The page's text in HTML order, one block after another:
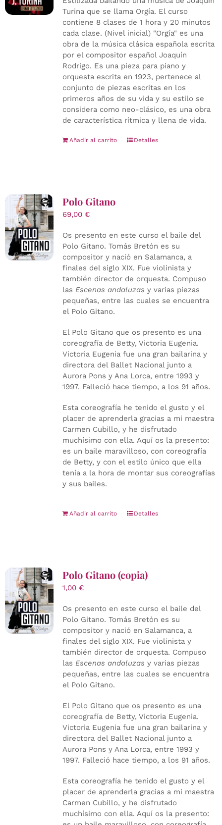
Turina que se llama Orgía. El curso
contiene 8 clases de 1 hora y 20 minutos
cada clase. (Nivel inicial) "Orgía" es una
obra de la música clásica española escrita
por el compositor español Joaquín
Rodrigo. Es una pieza para piano y
orquesta escrita en 1923, pertenece al
conjunto de piezas escritas en los
primeros años de su vida y su estilo se
considera como neo-clásico, es una obra
de característica rítmica y llena de vida.
Añadir al carrito Detalles
Polo Gitano
69,00 €
Os presento en este curso el baile del
Polo Gitano. Tomás Bretón es su
compositor y nació en Salamanca, a
finales del siglo XIX. Fue violinista y
también director de orquesta. Compuso
las Escenas andaluzas y varias piezas
pequeñas, entre las cuales se encuentra
el Polo Gitano.
El Polo Gitano que os presento es una
coreografía de Betty, Victoria Eugenia.
Victoria Eugenia fue una gran bailarina y
directora del Ballet Nacional junto a
Aurora Pons y Ana Lorca, entre 1993 y
1997. Falleció hace tiempo, a los 91 años.
Esta coreografía he tenido el gusto y el
placer de aprenderla gracias a mi maestra
Carmen Cubillo, y he disfrutado
muchísimo con ella. Aquí os la presento:
es un baile maravilloso, con coreografía
de Betty, y con el estilo único que ella
tenía a la hora de montar sus coreografías
y sus bailes.
Añadir al carrito Detalles
Polo Gitano (copia)
1,00 €
Os presento en este curso el baile del
Polo Gitano. Tomás Bretón es su
compositor y nació en Salamanca, a
finales del siglo XIX. Fue violinista y
también director de orquesta. Compuso
las Escenas andaluzas y varias piezas
pequeñas, entre las cuales se encuentra
el Polo Gitano.
El Polo Gitano que os presento es una
coreografía de Betty, Victoria Eugenia.
Victoria Eugenia fue una gran bailarina y
directora del Ballet Nacional junto a
Aurora Pons y Ana Lorca, entre 1993 y
1997. Falleció hace tiempo, a los 91 años.
Esta coreografía he tenido el gusto y el
placer de aprenderla gracias a mi maestra
Carmen Cubillo, y he disfrutado
muchísimo con ella. Aquí os la presento: